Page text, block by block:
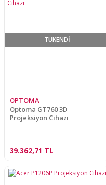
TÜKENDİ
OPTOMA
Optoma GT760 3D
Projeksiyon Cihazı
39.362,71 TL